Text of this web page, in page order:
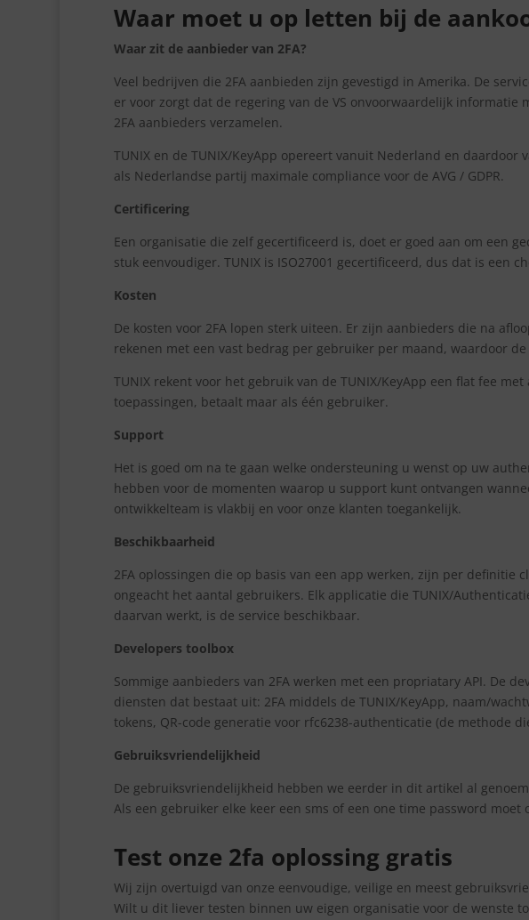
Waar moet u op letten bij de
Waar zit de aanbieder van 2FA?
Veel bedrijven die 2FA aanbieden zijn gevestigd in Amerika. De
er voor zorgt dat de regering van de VS onvoorwaardelijk informatie
2FA aanbieders verzamelen.
TUNIX en de TUNIX/KeyApp opereert vanuit Nederland en
als Nederlandse partij maximale compliance voor de AVG / GDPR.
Certificering
Een organisatie die zelf gecertificeerd is, doet er goed aan om een
stuk eenvoudiger. TUNIX is ISO27001 gecertificeerd, dus dat is een
Kosten
De kosten voor 2FA lopen sterk uiteen. Er zijn aanbieders die na
rekenen met een vast bedrag per gebruiker per maand, waardoor
TUNIX rekent voor het gebruik van de TUNIX/KeyApp een flat fee
toepassingen, betaalt maar als één gebruiker.
Support
Het is goed om na te gaan welke ondersteuning u wenst op uw
hebben voor de momenten waarop u support kunt ontvangen
ontwikkelteam is vlakbij en voor onze klanten toegankelijk.
Beschikbaarheid
2FA oplossingen die op basis van een app werken, zijn per definitie
ongeacht het aantal gebruikers. Elk applicatie die TUNIX/
daarvan werkt, is de service beschikbaar.
Developers toolbox
Sommige aanbieders van 2FA werken met een propriatary API. De
diensten dat bestaat uit: 2FA middels de TUNIX/KeyApp, naam/
tokens, QR-code generatie voor rfc6238-authenticatie (de methode
Gebruiksvriendelijkheid
De gebruiksvriendelijkheid hebben we eerder in dit artikel al
Als een gebruiker elke keer een sms of een one time password
Test onze 2fa oplossing gratis
Wij zijn overtuigd van onze eenvoudige, veilige en meest
Wilt u dit liever testen binnen uw eigen organisatie voor de wenste